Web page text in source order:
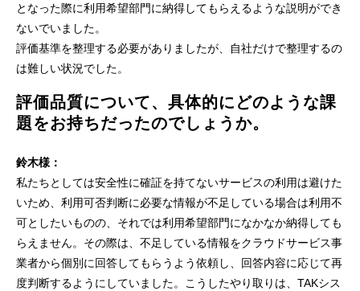
となった際に利用希望部門に納得してもらえるような説明ができ
ないでいました。
評価基準を整理する必要がありましたが、自社だけで整理するの
は難しい状況でした。
評価品質について、具体的にどのような課
題をお持ちだったのでしょうか。
鈴木様：
私たちとしては安全性に確証を持てないサービスの利用は避けた
いため、利用可否判断に必要な情報が不足している場合は利用不
可としたいものの、それでは利用希望部門になかなか納得しても
らえません。その際は、不足している情報をクラウドサービス事
業者から個別に回答してもらうよう依頼し、回答内容に応じて再
度判断するようにしていました。こうしたやり取りは、TAKシス